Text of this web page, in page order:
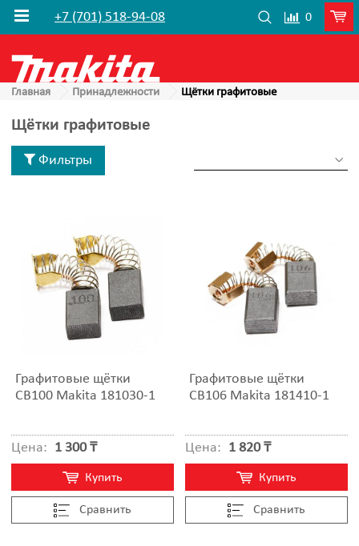
+7 (701) 518-94-08 0
Главная Принадлежности Щётки графитовые
Щётки графитовые
Фильтры
Графитовые щётки
CB100 Makita 181030-1
Цена: 1 300 ₸
Cравнить
Купить
Графитовые щётки
CB106 Makita 181410-1
Цена: 1 820 ₸
Cравнить
Купить